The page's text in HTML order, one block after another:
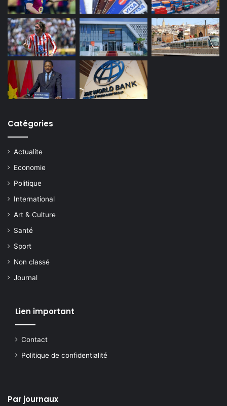
Catégories
Actualite
Economie
Politique
International
Art & Culture
Santé
Sport
Non classé
Journal
Lien important
Contact
Politique de confidentialité
Par journaux